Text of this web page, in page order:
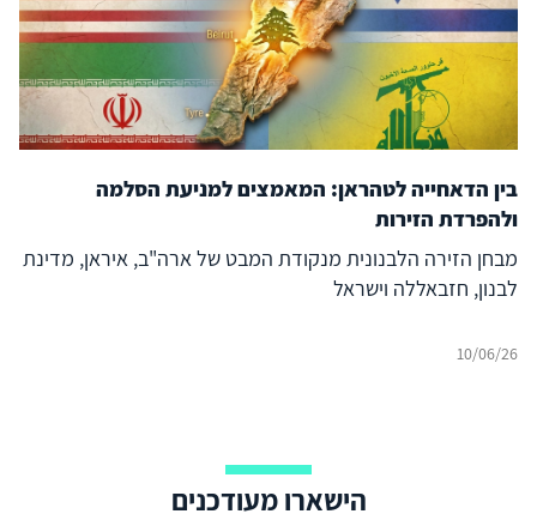
בין הדאחייה לטהראן: המאמצים למניעת הסלמה
ולהפרדת הזירות
מבחן הזירה הלבנונית מנקודת המבט של ארה"ב, איראן, מדינת
לבנון, חזבאללה וישראל
10/06/26
הישארו מעודכנים